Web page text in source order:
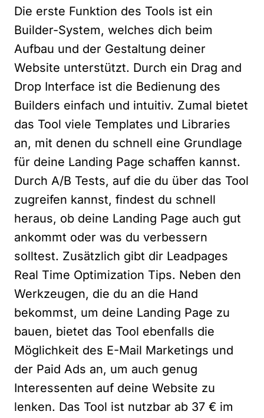
Die erste Funktion des Tools ist ein
Builder-System, welches dich beim
Aufbau und der Gestaltung deiner
Website unterstützt. Durch ein Drag and
Drop Interface ist die Bedienung des
Builders einfach und intuitiv. Zumal bietet
das Tool viele Templates und Libraries
an, mit denen du schnell eine Grundlage
für deine Landing Page schaffen kannst.
Durch A/B Tests, auf die du über das Tool
zugreifen kannst, findest du schnell
heraus, ob deine Landing Page auch gut
ankommt oder was du verbessern
solltest. Zusätzlich gibt dir Leadpages
Real Time Optimization Tips. Neben den
Werkzeugen, die du an die Hand
bekommst, um deine Landing Page zu
bauen, bietet das Tool ebenfalls die
Möglichkeit des E-Mail Marketings und
der Paid Ads an, um auch genug
Interessenten auf deine Website zu
lenken. Das Tool ist nutzbar ab 37 € im